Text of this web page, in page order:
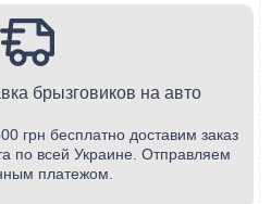
брызговиков на авто
грн бесплатно доставим заказ
по всей Украине. Отправляем
платежом.